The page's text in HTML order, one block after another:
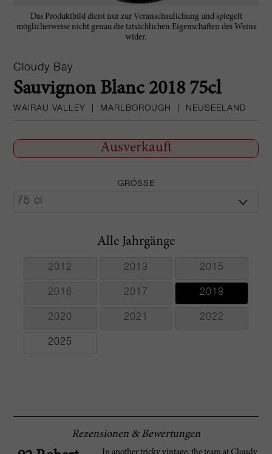
Das Produktbild dient nur zur Veranschaulichung und spiegelt
möglicherweise nicht genau die tatsächlichen Eigenschaften des Weins
wider.
Cloudy Bay
Sauvignon Blanc 2018 75cl
WAIRAU VALLEY MARLBOROUGH NEUSEELAND
Ausverkauft
GRÖSSE
Alle Jahrgänge
2012 2013 2015
2016 2017 2018
2020 2021 2022
2025
Rezensionen & Bewertungen